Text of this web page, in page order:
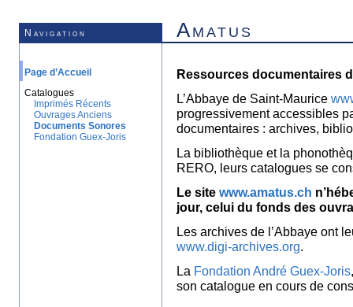
Navigation Amatus
Page d’Accueil
Catalogues
Imprimés Récents
Ouvrages Anciens
Documents Sonores
Fondation Guex-Joris
Ressources documentaires
L’Abbaye de Saint-Maurice
progressivement accessibles
documentaires : archives,
La bibliothèque et la
RERO, leurs catalogues se
Le site www.amatus.ch
jour, celui du fonds des
Les archives de l’Abbaye ont
www.digi-archives.org.
La Fondation André Guex-Joris
son catalogue en cours de